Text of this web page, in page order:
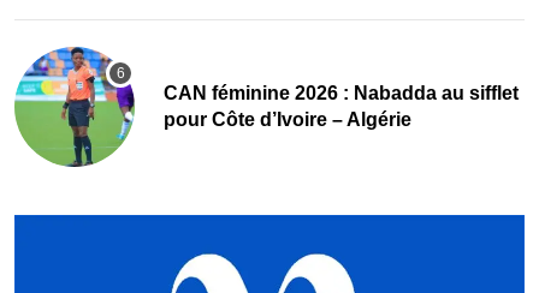
‎CAN féminine 2026 : Nabadda au sifflet
pour Côte d’Ivoire – Algérie